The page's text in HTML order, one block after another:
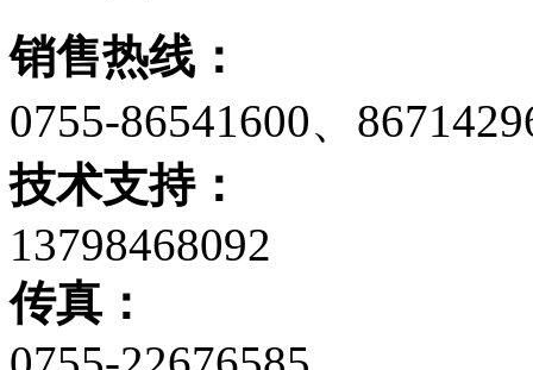
销售热线：
0755-86541600、
技术支持：
13798468092
传真：